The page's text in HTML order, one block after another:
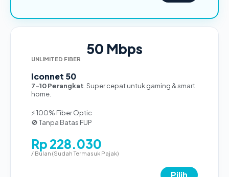
50 Mbps
UNLIMITED FIBER
Iconnet 50
7-10 Perangkat . Super cepat untuk gaming & smart
home.
⚡ 100% Fiber Optic
🚫 Tanpa Batas FUP
Rp 228.030
/ Bulan (Sudah Termasuk Pajak)
Pilih